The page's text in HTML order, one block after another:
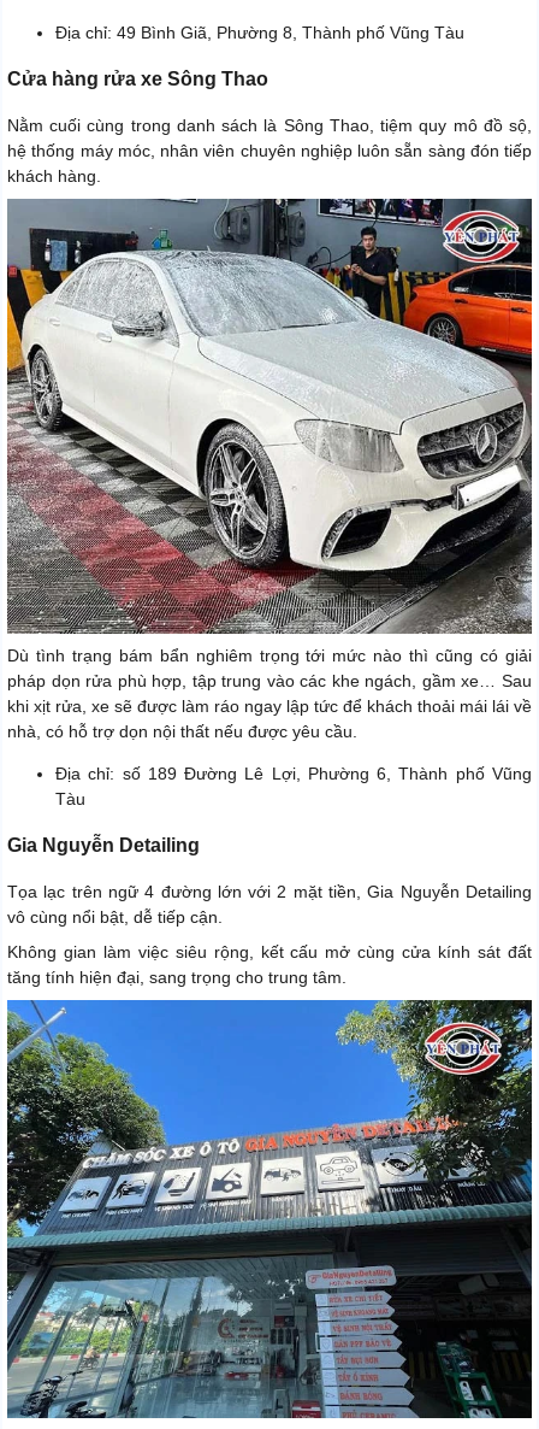
Địa chỉ: 49 Bình Giã, Phường 8, Thành phố Vũng Tàu
Cửa hàng rửa xe Sông Thao
Nằm cuối cùng trong danh sách là Sông Thao, tiệm quy mô đồ sộ,
hệ thống máy móc, nhân viên chuyên nghiệp luôn sẵn sàng đón tiếp
khách hàng.
Dù tình trạng bám bẩn nghiêm trọng tới mức nào thì cũng có giải
pháp dọn rửa phù hợp, tập trung vào các khe ngách, gầm xe… Sau
khi xịt rửa, xe sẽ được làm ráo ngay lập tức để khách thoải mái lái về
nhà, có hỗ trợ dọn nội thất nếu được yêu cầu.
Địa chỉ: số 189 Đường Lê Lợi, Phường 6, Thành phố Vũng
Tàu
Gia Nguyễn Detailing
Tọa lạc trên ngữ 4 đường lớn với 2 mặt tiền, Gia Nguyễn Detailing
vô cùng nổi bật, dễ tiếp cận.
Không gian làm việc siêu rộng, kết cấu mở cùng cửa kính sát đất
tăng tính hiện đại, sang trọng cho trung tâm.